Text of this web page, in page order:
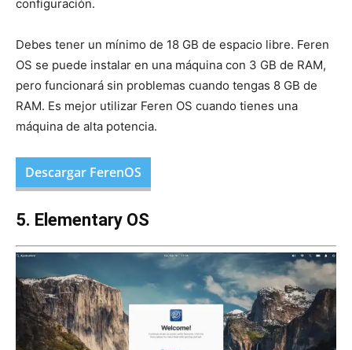
configuración.
Debes tener un mínimo de 18 GB de espacio libre. Feren
OS se puede instalar en una máquina con 3 GB de RAM,
pero funcionará sin problemas cuando tengas 8 GB de
RAM. Es mejor utilizar Feren OS cuando tienes una
máquina de alta potencia.
Descargar FerenOS
5. Elementary OS